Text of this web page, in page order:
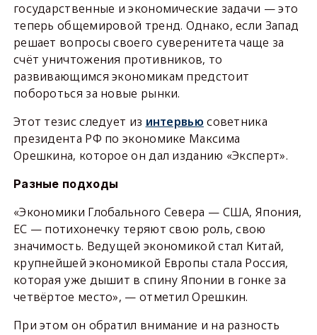
государственные и экономические задачи — это
теперь общемировой тренд. Однако, если Запад
решает вопросы своего суверенитета чаще за
счёт уничтожения противников, то
развивающимся экономикам предстоит
побороться за новые рынки.
Этот тезис следует из интервью советника
президента РФ по экономике Максима
Орешкина, которое он дал изданию «Эксперт».
Разные подходы
«Экономики Глобального Севера — США, Япония,
ЕС — потихонечку теряют свою роль, свою
значимость. Ведущей экономикой стал Китай,
крупнейшей экономикой Европы стала Россия,
которая уже дышит в спину Японии в гонке за
четвёртое место», — отметил Орешкин.
При этом он обратил внимание и на разность